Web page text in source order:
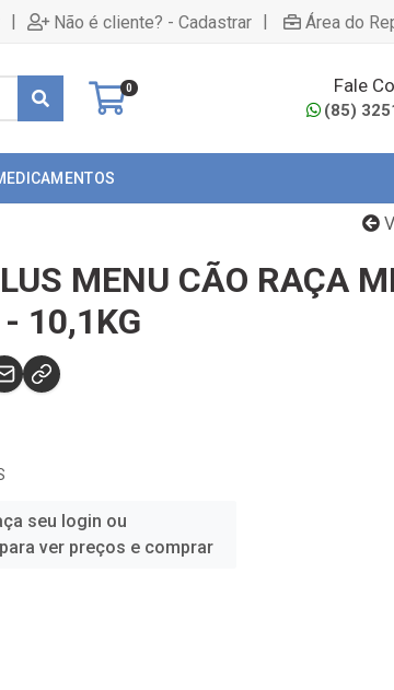
| Não é cliente? - Cadastrar | Área do
0 Fale
(85)
MENU CÃO RAÇA
10,1KG
seu login ou
ver preços e comprar